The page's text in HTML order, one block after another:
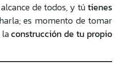
de todos, y tútienes
es momento de tomar
laconstrucción de tu propio